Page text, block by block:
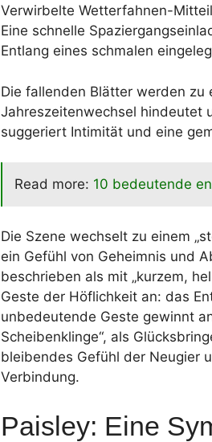
Verwirbelte Wetterfahnen-
Eine schnelle
Entlang eines schmalen
Die fallenden Blätter werden zu
Jahreszeitenwechsel hindeutet
suggeriert Intimität und eine
Read more: 10 bedeutende
Die Szene wechselt zu einem
ein Gefühl von Geheimnis und
beschrieben als mit „kurzem,
Geste der Höflichkeit an: das
unbedeutende Geste gewinnt
Scheibenklinge“, als
bleibendes Gefühl der Neugier
Verbindung.
Paisley: Eine